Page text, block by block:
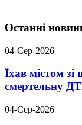
Останні
04-Сер-2026
Їхав містом
смертельну
04-Сер-2026